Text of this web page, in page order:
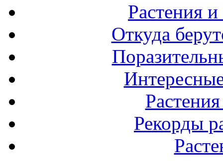
Растения
Откуда
Рекорды